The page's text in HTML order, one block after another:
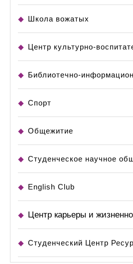
Школа вожатых
Центр культурно-
Библиотечно-
Спорт
Общежитие
Студенческое научное
English Club
Центр карьеры и
Студенческий Центр